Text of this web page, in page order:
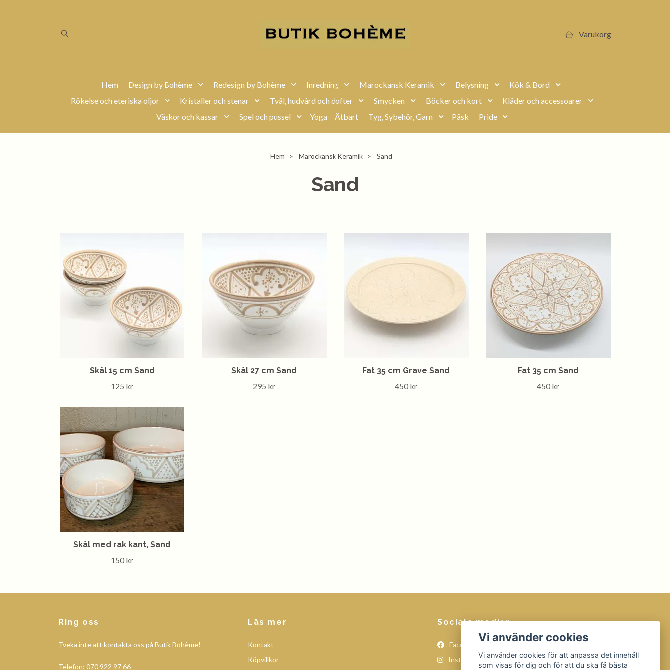
Varukorg
Hem Design by Bohème Redesign by Bohème Inredning Marockansk Keramik Belysning
Kök & Bord
Rökelse och eteriska oljor
Kristaller och stenar Tvål, hudvård och dofter Smycken Böcker och kort
Kläder och accessoarer
Väskor och kassar
Spel och pussel Yoga Ätbart Tyg, Sybehör, Garn Påsk Pride
Hem Marockansk Keramik Sand
Sand
Skål 15 cm Sand
125 kr
Skål 27 cm Sand
295 kr
Fat 35 cm Grave Sand
450 kr
Fat 35 cm Sand
450 kr
Skål med rak kant, Sand
150 kr
Ring oss
Tveka inte att kontakta oss på Butik Bohème!
Telefon: 070 922 97 66
Läs mer
Kontakt
Köpvillkor
Sociala medier
Facebook
Instagram
Vi använder cookies
Vi använder cookies för att anpassa det innehåll
som visas för dig och för att du ska få bästa